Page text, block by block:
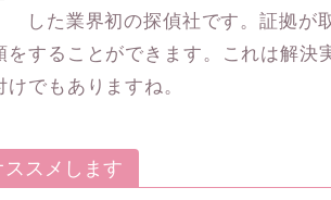
した業界初の探偵社です。証拠が
することができます。これは解決
でもありますね。
スメします